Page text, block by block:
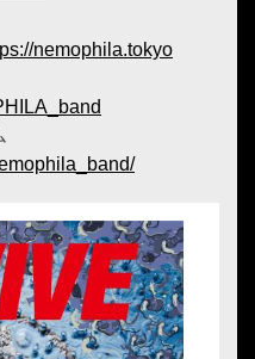
nemophila.tokyo